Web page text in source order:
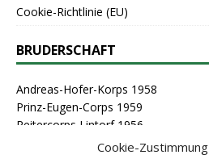
Cookie-Zustimmung
Cookie-Richtlinie (EU)
BRUDERSCHAFT
Andreas-Hofer-Korps 1958
Prinz-Eugen-Corps 1959
Reitercorps Lintorf 1956
St. Georg-Corps 1963